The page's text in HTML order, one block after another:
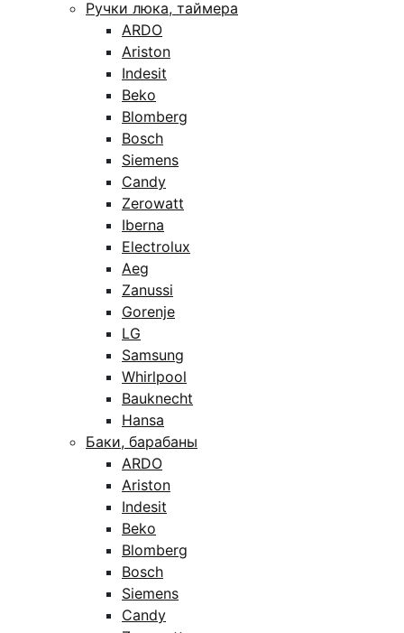
Ручки люка, таймера
ARDO
Ariston
Indesit
Beko
Blomberg
Bosch
Siemens
Candy
Zerowatt
Iberna
Electrolux
Aeg
Zanussi
Gorenje
LG
Samsung
Whirlpool
Bauknecht
Hansa
Баки, барабаны
ARDO
Ariston
Indesit
Beko
Blomberg
Bosch
Siemens
Candy